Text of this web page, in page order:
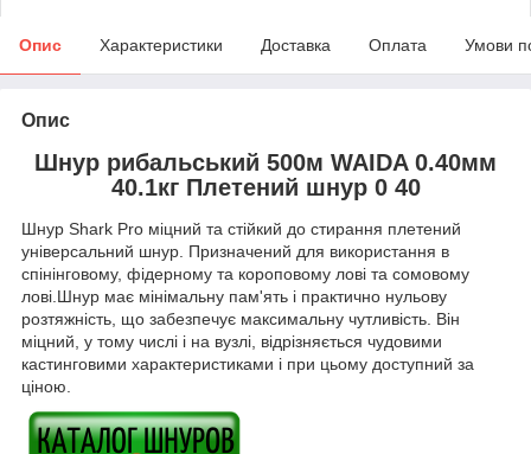
Опис Характеристики Доставка Оплата Умови
Опис
Шнур рибальський 500м WAIDA 0.40мм
40.1кг Плетений шнур 0 40
Шнур Shark Pro міцний та стійкий до стирання плетений
універсальний шнур. Призначений для використання в
спінінговому, фідерному та короповому лові та сомовому
лові.Шнур має мінімальну пам'ять і практично нульову
розтяжність, що забезпечує максимальну чутливість. Він
міцний, у тому числі і на вузлі, відрізняється чудовими
кастинговими характеристиками і при цьому доступний за
ціною.